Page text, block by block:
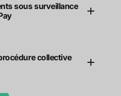
sous surveillance
collective